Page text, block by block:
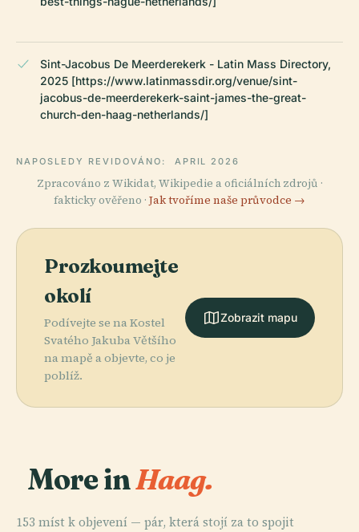
Sint-Jacobus De Meerderekerk - Latin Mass Directory,
2025 [https://www.latinmassdir.org/venue/sint-
jacobus-de-meerderekerk-saint-james-the-great-
church-den-haag-netherlands/]
NAPOSLEDY REVIDOVÁNO: APRIL 2026
Zpracováno z Wikidat, Wikipedie a oficiálních zdrojů ·
fakticky ověřeno · Jak tvoříme naše průvodce →
Prozkoumejte
okolí
Podívejte se na Kostel
Svatého Jakuba Většího
na mapě a objevte, co je
poblíž.
Zobrazit mapu
More inHaag.
153 míst k objevení — pár, která stojí za to spojit
PLACE